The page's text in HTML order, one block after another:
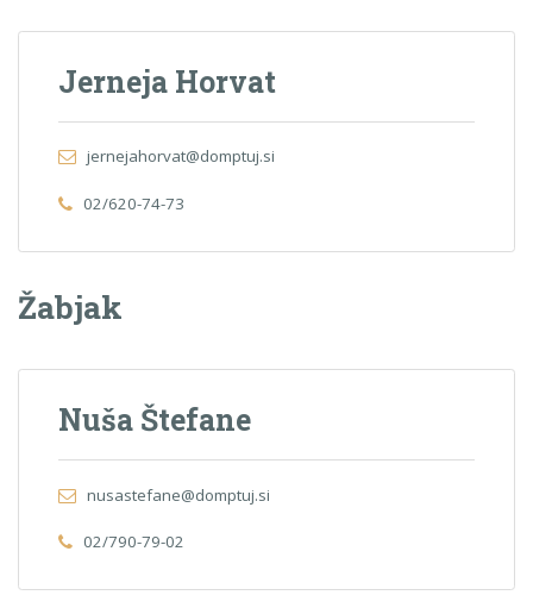
Jerneja Horvat
jernejahorvat@domptuj.si
02/620-74-73
Žabjak
Nuša Štefane
nusastefane@domptuj.si
02/790-79-02